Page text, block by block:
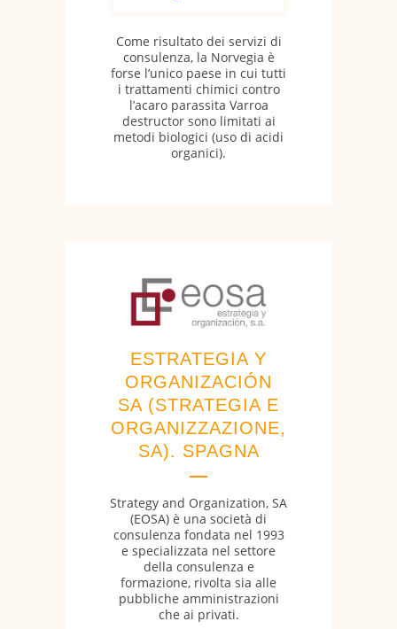
Come risultato dei servizi di
consulenza, la Norvegia è
forse l’unico paese in cui tutti
i trattamenti chimici contro
l’acaro parassita Varroa
destructor sono limitati ai
metodi biologici (uso di acidi
organici).
ESTRATEGIA Y
ORGANIZACIÓN
SA (STRATEGIA E
ORGANIZZAZIONE,
SA). SPAGNA
Strategy and Organization, SA
(EOSA) è una società di
consulenza fondata nel 1993
e specializzata nel settore
della consulenza e
formazione, rivolta sia alle
pubbliche amministrazioni
che ai privati.